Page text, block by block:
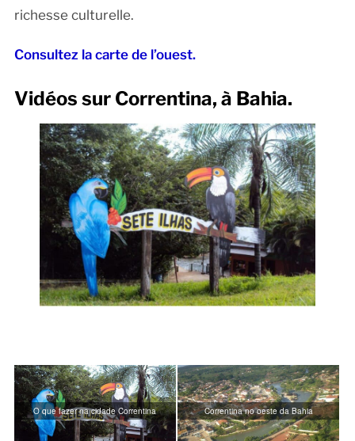
richesse culturelle.
Consultez la carte de l’ouest.
Vidéos sur Correntina, à Bahia.
O que fazer na cidade Correntina Correntina no oeste da Bahia